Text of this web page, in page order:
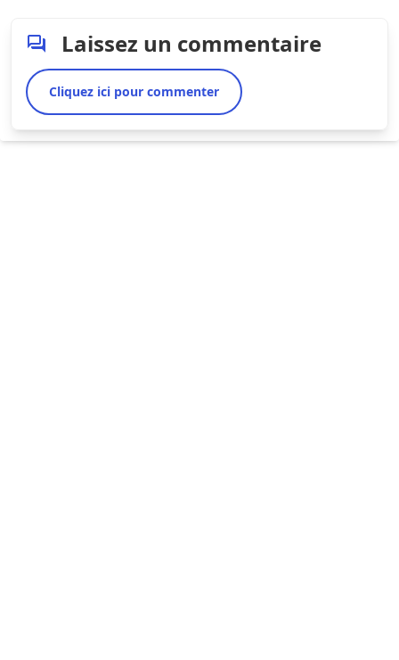
Laissez un commentaire
Cliquez ici pour commenter